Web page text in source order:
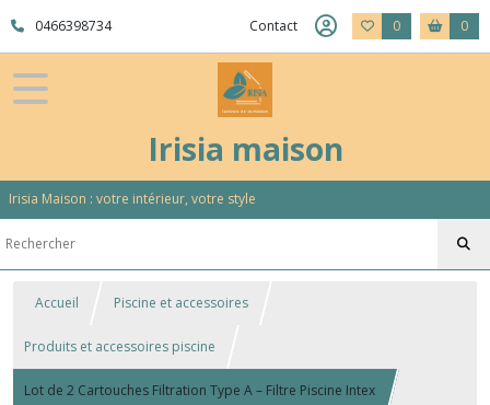
0466398734 Contact 0 0
Irisia maison
Irisia Maison : votre intérieur, votre style
Accueil Piscine et accessoires
Produits et accessoires piscine
Lot de 2 Cartouches Filtration Type A – Filtre Piscine Intex